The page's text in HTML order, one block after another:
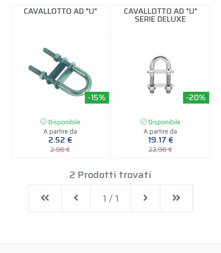
CAVALLOTTO AD "U"
-15%
Disponibile
A partire da
2.52 €
2.96 €
CAVALLOTTO AD "U"
SERIE DELUXE
-20%
Disponibile
A partire da
19.17 €
23.96 €
2 Prodotti trovati
First
Previous
1 / 1 Next